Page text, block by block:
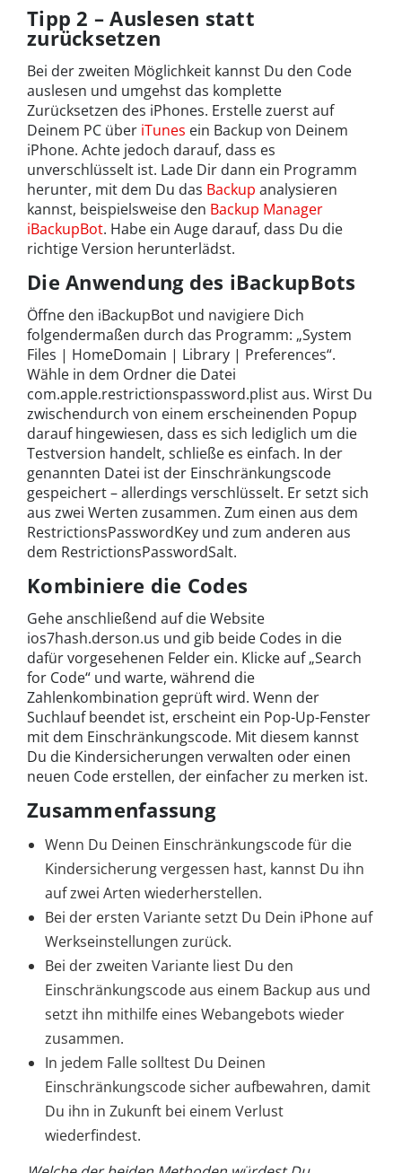
Tipp 2 – Auslesen statt
zurücksetzen
Bei der zweiten Möglichkeit kannst Du den Code
auslesen und umgehst das komplette
Zurücksetzen des iPhones. Erstelle zuerst auf
Deinem PC über iTunes ein Backup von Deinem
iPhone. Achte jedoch darauf, dass es
unverschlüsselt ist. Lade Dir dann ein Programm
herunter, mit dem Du das Backup analysieren
kannst, beispielsweise den Backup Manager
iBackupBot. Habe ein Auge darauf, dass Du die
richtige Version herunterlädst.
Die Anwendung des iBackupBots
Öffne den iBackupBot und navigiere Dich
folgendermaßen durch das Programm: „System
Files | HomeDomain | Library | Preferences“.
Wähle in dem Ordner die Datei
com.apple.restrictionspassword.plist aus. Wirst Du
zwischendurch von einem erscheinenden Popup
darauf hingewiesen, dass es sich lediglich um die
Testversion handelt, schließe es einfach. In der
genannten Datei ist der Einschränkungscode
gespeichert – allerdings verschlüsselt. Er setzt sich
aus zwei Werten zusammen. Zum einen aus dem
RestrictionsPasswordKey und zum anderen aus
dem RestrictionsPasswordSalt.
Kombiniere die Codes
Gehe anschließend auf die Website
ios7hash.derson.us und gib beide Codes in die
dafür vorgesehenen Felder ein. Klicke auf „Search
for Code“ und warte, während die
Zahlenkombination geprüft wird. Wenn der
Suchlauf beendet ist, erscheint ein Pop-Up-Fenster
mit dem Einschränkungscode. Mit diesem kannst
Du die Kindersicherungen verwalten oder einen
neuen Code erstellen, der einfacher zu merken ist.
Zusammenfassung
Wenn Du Deinen Einschränkungscode für die
Kindersicherung vergessen hast, kannst Du ihn
auf zwei Arten wiederherstellen.
Bei der ersten Variante setzt Du Dein iPhone auf
Werkseinstellungen zurück.
Bei der zweiten Variante liest Du den
Einschränkungscode aus einem Backup aus und
setzt ihn mithilfe eines Webangebots wieder
zusammen.
In jedem Falle solltest Du Deinen
Einschränkungscode sicher aufbewahren, damit
Du ihn in Zukunft bei einem Verlust
wiederfindest.